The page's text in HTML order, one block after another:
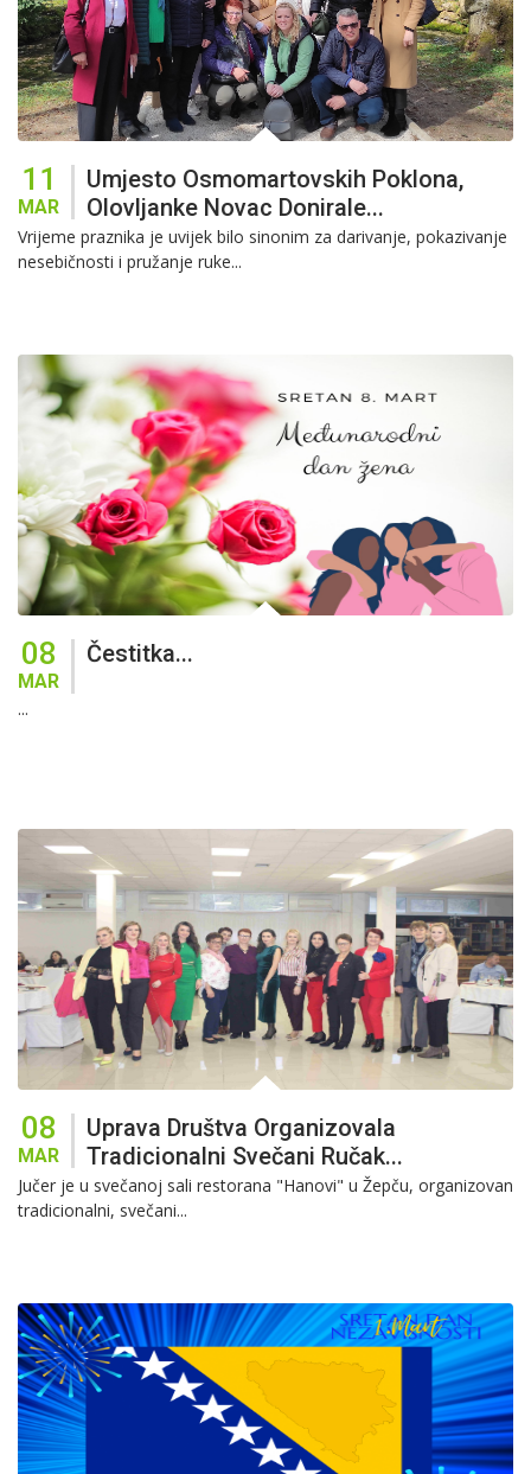
11
MAR
Umjesto Osmomartovskih Poklona,
Olovljanke Novac Donirale...
Vrijeme praznika je uvijek bilo sinonim za darivanje, pokazivanje
nesebičnosti i pružanje ruke...
08
MAR
Čestitka...
...
08
MAR
Uprava Društva Organizovala
Tradicionalni Svečani Ručak...
Jučer je u svečanoj sali restorana "Hanovi" u Žepču, organizovan
tradicionalni, svečani...